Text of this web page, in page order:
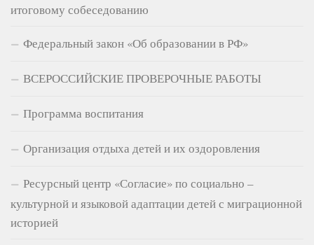
итоговому собеседованию
Федеральный закон «Об образовании в РФ»
ВСЕРОССИЙСКИЕ ПРОВЕРОЧНЫЕ РАБОТЫ
Программа воспитания
Организация отдыха детей и их оздоровления
Ресурсный центр «Согласие» по социально –
культурной и языковой адаптации детей с миграционной
историей